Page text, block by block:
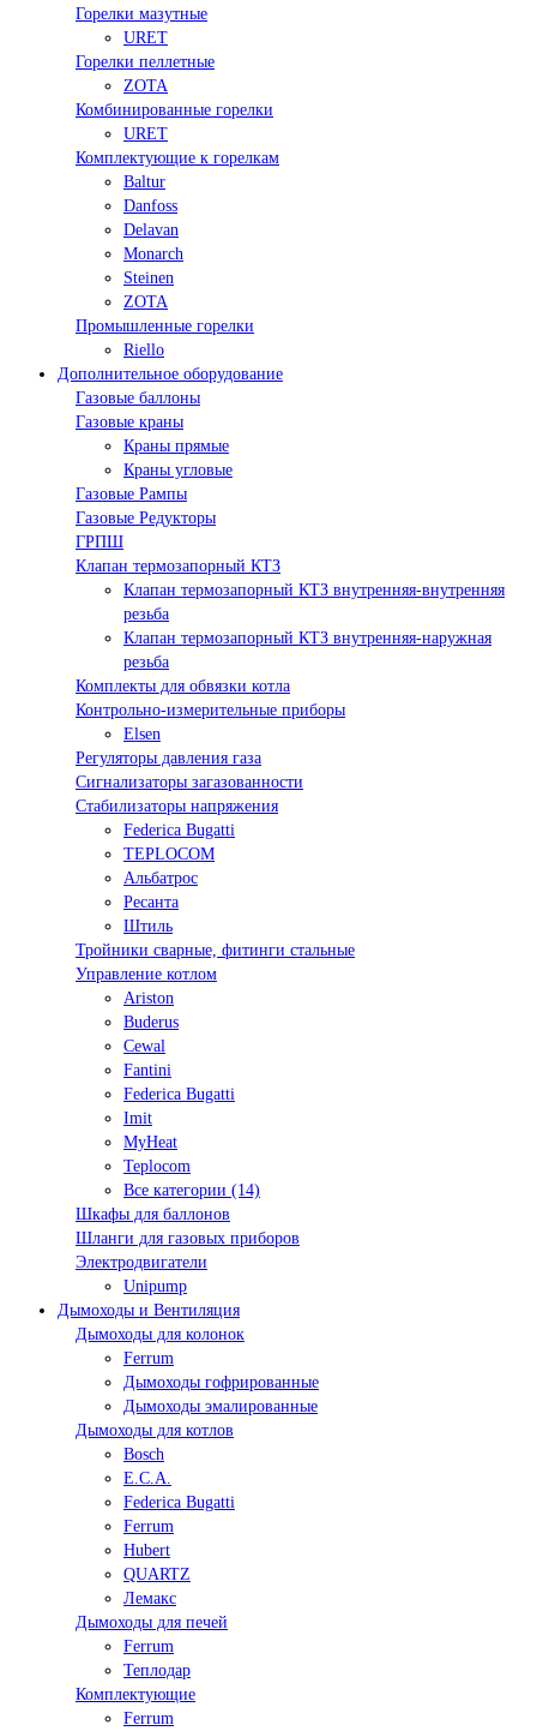
Горелки мазутные
URET
Горелки пеллетные
ZOTA
Комбинированные горелки
URET
Комплектующие к горелкам
Baltur
Danfoss
Delavan
Monarch
Steinen
ZOTA
Промышленные горелки
Riello
Дополнительное оборудование
Газовые баллоны
Газовые краны
Краны прямые
Краны угловые
Газовые Рампы
Газовые Редукторы
ГРПШ
Клапан термозапорный КТЗ
Клапан термозапорный КТЗ внутренняя-внутренняя
резьба
Клапан термозапорный КТЗ внутренняя-наружная
резьба
Комплекты для обвязки котла
Контрольно-измерительные приборы
Elsen
Регуляторы давления газа
Сигнализаторы загазованности
Стабилизаторы напряжения
Federica Bugatti
TEPLOCOM
Альбатрос
Ресанта
Штиль
Тройники сварные, фитинги стальные
Управление котлом
Ariston
Buderus
Cewal
Fantini
Federica Bugatti
Imit
MyHeat
Teplocom
Все категории (14)
Шкафы для баллонов
Шланги для газовых приборов
Электродвигатели
Unipump
Дымоходы и Вентиляция
Дымоходы для колонок
Ferrum
Дымоходы гофрированные
Дымоходы эмалированные
Дымоходы для котлов
Bosch
E.C.A.
Federica Bugatti
Ferrum
Hubert
QUARTZ
Лемакс
Дымоходы для печей
Ferrum
Теплодар
Комплектующие
Ferrum